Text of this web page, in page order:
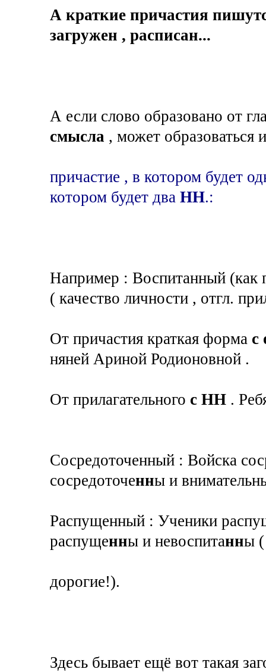
А краткие причастия
загружен , расписан...
А если слово образовано от
смысла , может образоваться
причастие , в котором будет
котором будет два НН.:
Например : Воспитанный (как
( качество личности , отгл.
От причастия краткая форма с
няней Ариной Родионовной .
От прилагательного с НН.
Сосредоточенный : Войска
сосредоточенны и
Распущенный : Ученики
распущенны и невоспитанны (
дорогие!).
Здесь бывает ещё вот такая